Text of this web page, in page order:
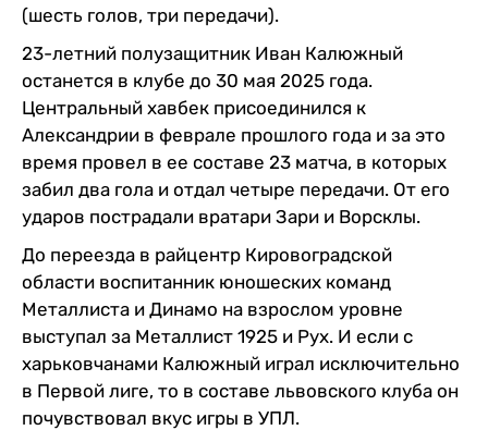
(шесть голов, три передачи).
23-летний полузащитник Иван Калюжный
останется в клубе до 30 мая 2025 года.
Центральный хавбек присоединился к
Александрии в феврале прошлого года и за это
время провел в ее составе 23 матча, в которых
забил два гола и отдал четыре передачи. От его
ударов пострадали вратари Зари и Ворсклы.
До переезда в райцентр Кировоградской
области воспитанник юношеских команд
Металлиста и Динамо на взрослом уровне
выступал за Металлист 1925 и Рух. И если с
харьковчанами Калюжный играл исключительно
в Первой лиге, то в составе львовского клуба он
почувствовал вкус игры в УПЛ.